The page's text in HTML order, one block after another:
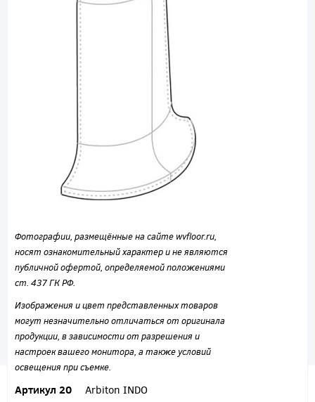
Фотографии, размещённые на сайте wvfloor.ru,
носят ознакомительный характер и не являются
публичной офертой, определяемой положениями
ст. 437 ГК РФ.
Изображения и цвет представленных товаров
могут незначительно отличаться от оригинала
продукции, в зависимости от разрешения и
настроек вашего монитора, а также условий
освещения при съемке.
Артикул 20 Arbiton INDO